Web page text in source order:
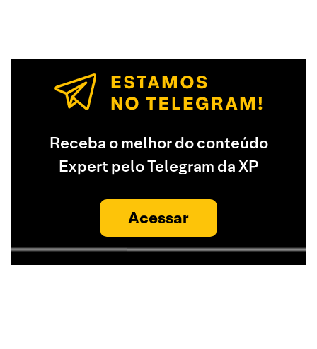
Receba o melhor do conteúdo
Expert pelo Telegram da XP
Acessar